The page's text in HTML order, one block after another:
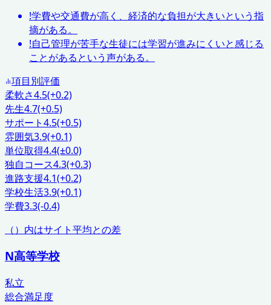
!学費や交通費が高く、経済的な負担が大きいという指
摘がある。
!自己管理が苦手な生徒には学習が進みにくいと感じる
ことがあるという声がある。
項目別評価
柔軟さ4.5(+0.2)
先生4.7(+0.5)
サポート4.5(+0.5)
雰囲気3.9(+0.1)
単位取得4.4(±0.0)
独自コース4.3(+0.3)
進路支援4.1(+0.2)
学校生活3.9(+0.1)
学費3.3(-0.4)
（）内はサイト平均との差
N高等学校
私立
総合満足度